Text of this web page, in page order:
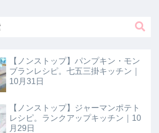
【ノンストップ】パンプキン・モン
ブランレシピ。七五三掛キッチン｜
10月31日
【ノンストップ】ジャーマンポテト
レシピ。ランクアップキッチン｜10
月29日